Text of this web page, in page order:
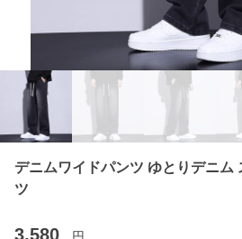
デニムワイドパンツ ゆとりデニム
ツ
3,580